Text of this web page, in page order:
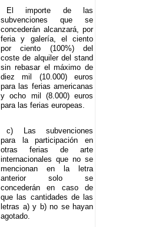
El importe de las
subvenciones que se
concederán alcanzará, por
feria y galería, el ciento
por ciento (100%) del
coste de alquiler del stand
sin rebasar el máximo de
diez mil (10.000) euros
para las ferias americanas
y ocho mil (8.000) euros
para las ferias europeas.
c) Las subvenciones
para la participación en
otras ferias de arte
internacionales que no se
mencionan en la letra
anterior solo se
concederán en caso de
que las cantidades de las
letras a) y b) no se hayan
agotado.